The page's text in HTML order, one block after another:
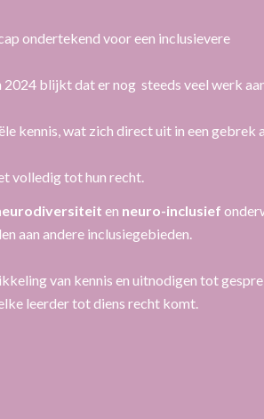
ondertekend voor een inclusievere
2024 blijkt dat er nog steeds veel werk
kennis, wat zich direct uit in een gebrek
volledig tot hun recht.
en neuro-inclusief
aan andere inclusiegebieden.
van kennis en uitnodigen tot
leerder tot diens recht komt.